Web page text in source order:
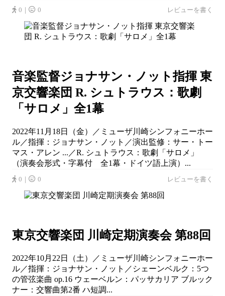
0｜ 0 レビューを書く
音楽監督ジョナサン・ノット指揮 東
京交響楽団 R. シュトラウス：歌劇
「サロメ」全1幕
2022年11月18日（金）／ミューザ川崎シンフォニーホー
ル／指揮：ジョナサン・ノット／演出監修：サー・トー
マス・アレン ...／R. シュトラウス：歌劇「サロメ」
（演奏会形式・字幕付 全1幕・ドイツ語上演）...
0｜ 0 レビューを書く
東京交響楽団 川崎定期演奏会 第88回
2022年10月22日（土）／ミューザ川崎シンフォニーホー
ル／指揮：ジョナサン・ノット／シェーンベルク：5つ
の管弦楽曲 op.16 ウェーベルン：パッサカリア ブルック
ナー：交響曲第2番 ハ短調...